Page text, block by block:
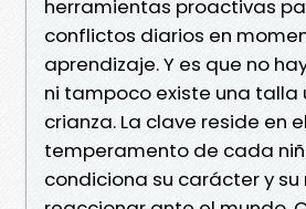
herramientas proactivas
conflictos diarios en
aprendizaje. Y es que no
ni tampoco existe una talla
crianza. La clave reside en el
temperamento de cada
condiciona su carácter y